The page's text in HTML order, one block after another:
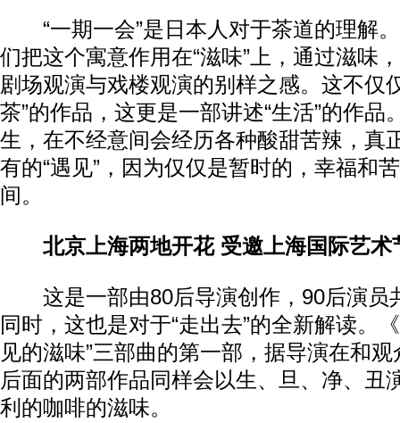
“一期一会”是日本人对于茶道的理解
们把这个寓意作用在“滋味”上，通过滋味
剧场观演与戏楼观演的别样之感。这不仅
茶”的作品，这更是一部讲述“生活”的作品
生，在不经意间会经历各种酸甜苦辣，真
有的“遇见”，因为仅仅是暂时的，幸福和
间。
北京上海两地开花 受邀上海国际艺术
这是一部由80后导演创作，90后演员
同时，这也是对于“走出去”的全新解读。
见的滋味”三部曲的第一部，据导演在和
后面的两部作品同样会以生、旦、净、丑
利的咖啡的滋味。